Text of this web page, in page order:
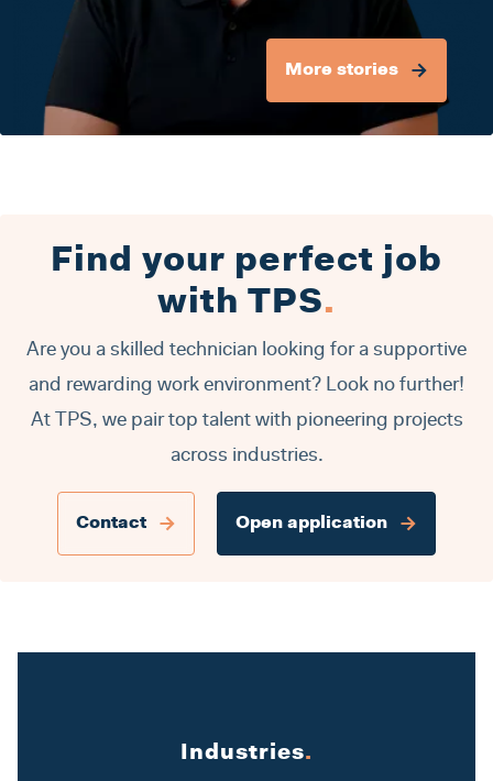
More stories
Find your perfect job
with TPS.
Are you a skilled technician looking for a supportive
and rewarding work environment? Look no further!
At TPS, we pair top talent with pioneering projects
across industries.
Contact Open application
Industries.